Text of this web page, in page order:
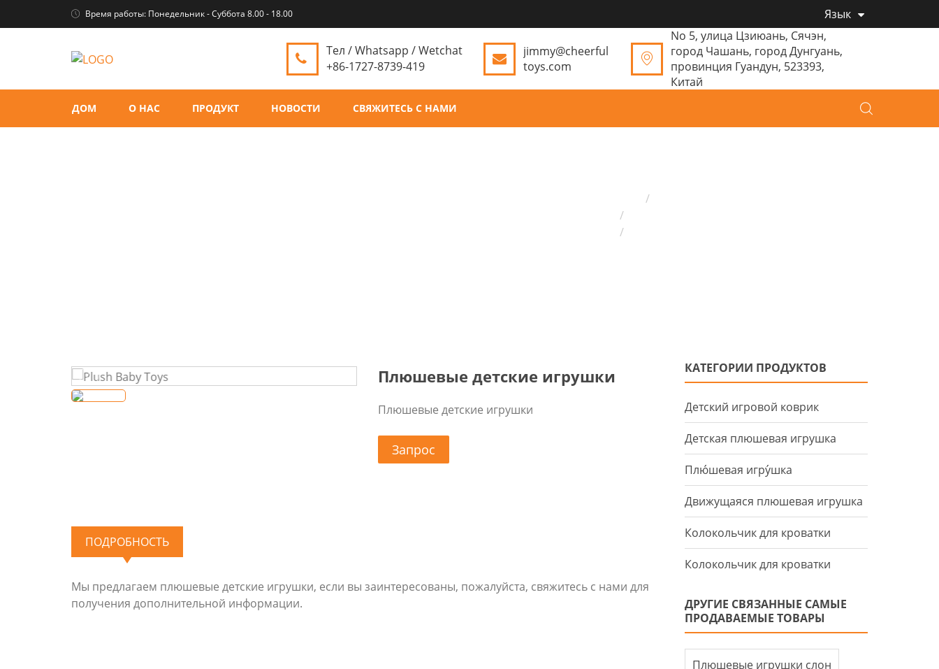
Время работы: Понедельник - Суббота 8.00 - 18.00 Язык
Тел / Whatsapp / Wetchat
+86-1727-8739-419
jimmy@cheerful
toys.com
No 5, улица Цзиюань, Сячэн,
город Чашань, город Дунгуань,
провинция Гуандун, 523393,
Китай
ДОМ О НАС ПРОДУКТ НОВОСТИ СВЯЖИТЕСЬ С НАМИ
Плюшевые детские игрушки
Плюшевые детские игрушки
Запрос
ПОДРОБНОСТЬ
Мы предлагаем плюшевые детские игрушки, если вы заинтересованы, пожалуйста, свяжитесь с нами для
получения дополнительной информации.
КАТЕГОРИИ ПРОДУКТОВ
Детский игровой коврик
Детская плюшевая игрушка
Плю́шевая игру́шка
Движущаяся плюшевая игрушка
Колокольчик для кроватки
Колокольчик для кроватки
ДРУГИЕ СВЯЗАННЫЕ САМЫЕ
ПРОДАВАЕМЫЕ ТОВАРЫ
Плюшевые игрушки слон